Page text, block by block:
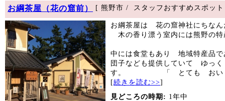
お綱茶屋（花の窟前） [ 熊野市 / スタッフおすすめスポッ
お綱茶屋は 花の窟神社にちなん
木の香り漂う室内には熊野の
中には食堂もあり 地域特産品
団子なども提供していて ゆっ
す。 「 とても おい
[続きを読む>>]
見どころの時期: 1年中